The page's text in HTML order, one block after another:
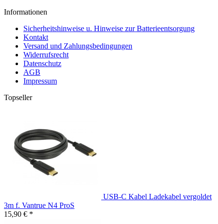
Informationen
Sicherheitshinweise u. Hinweise zur Batterieentsorgung
Kontakt
Versand und Zahlungsbedingungen
Widerrufsrecht
Datenschutz
AGB
Impressum
Topseller
USB-C Kabel Ladekabel vergoldet
3m f. Vantrue N4 ProS
15,90 € *